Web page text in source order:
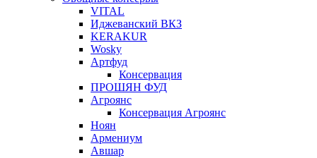
VITAL
Иджеванский ВКЗ
KERAKUR
Wosky
Артфуд
Консервация
ПРОШЯН ФУД
Агроянс
Консервация Агроянс
Ноян
Армениум
Авшар